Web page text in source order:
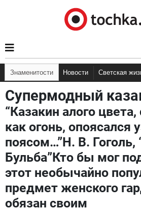
Знаменитости Новости Светская
Супермодный
“Казакин алого цвета,
как огонь, опоясался
поясом…”Н. В. Гоголь,
Бульба”Кто бы мог
этот необычайно
предмет женского
обязан своим